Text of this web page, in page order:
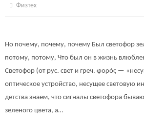
Физтех
Но почему, почему, почему Был светофор
потому, потому, Что был он в жизнь
Светофор (от рус. свет и греч. φορός —
оптическое устройство, несущее световую
детства знаем, что сигналы светофора
зеленого цвета, а…